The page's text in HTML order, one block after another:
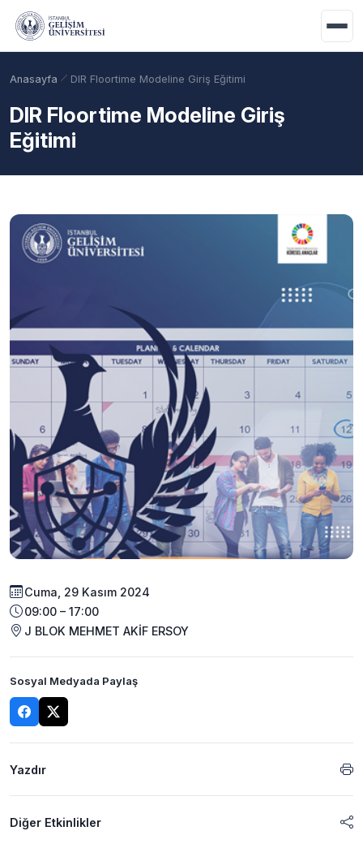
Ana içeriğe geç
Anasayfa DIR Floortime Modeline Giriş Eğitimi
DIR Floortime Modeline Giriş
Eğitimi
Cuma, 29 Kasım 2024
09:00 – 17:00
J BLOK MEHMET AKİF ERSOY
Sosyal Medyada Paylaş
Yazdır
Diğer Etkinlikler